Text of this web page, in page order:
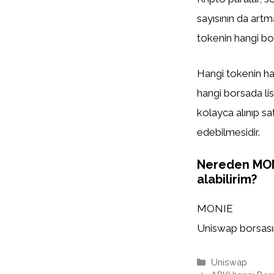
sayısının da
tokenin hangi
Hangi tokenin
hangi borsada
kolayca alınıp
edebilmesidir.
Nereden
alabilirim?
MONIE
Uniswap
Kategoriler
Uniswap